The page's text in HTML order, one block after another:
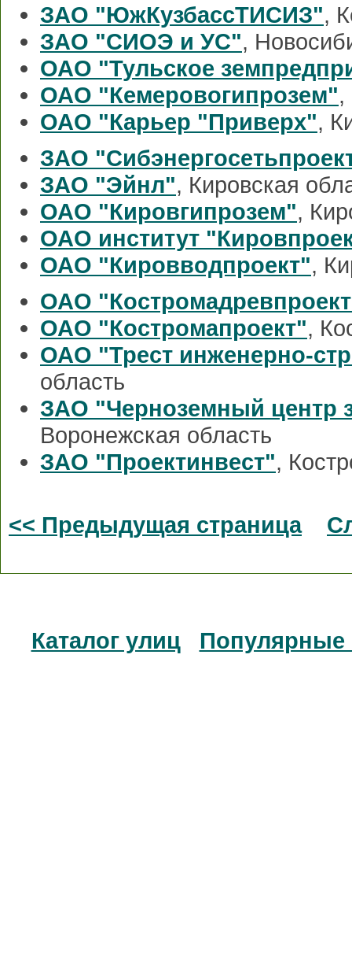
ЗАО "ЮжКузбассТИСИЗ",
ЗАО "СИОЭ и УС",
ОАО "Тульское
ОАО "Кемеровогипрозем",
ОАО "Карьер "Приверх",
ЗАО
ЗАО "Эйнл", Кировская
ОАО "Кировгипрозем",
ОАО институт
ОАО "Кировводпроект",
ОАО
ОАО "Костромапроект",
ОАО "Трест инженерно-
область
ЗАО "Черноземный центр
Воронежская область
ЗАО "Проектинвест",
<< Предыдущая страница
Каталог улиц Популярные